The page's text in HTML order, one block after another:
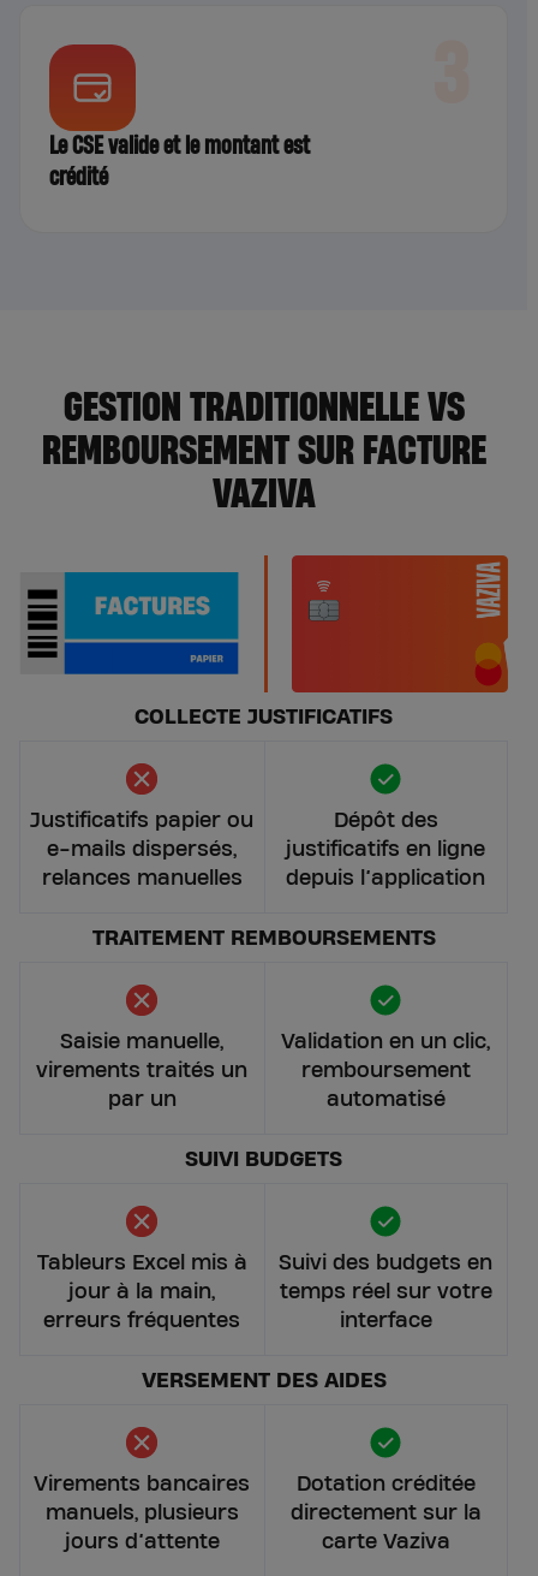
Le CSE valide et le montant est
crédité
GESTION TRADITIONNELLE VS
REMBOURSEMENT SUR FACTURE
VAZIVA
COLLECTE JUSTIFICATIFS
Justificatifs papier ou
e-mails dispersés,
relances manuelles
Dépôt des
justificatifs en ligne
depuis l’application
TRAITEMENT REMBOURSEMENTS
Saisie manuelle,
virements traités un
par un
Validation en un clic,
remboursement
automatisé
SUIVI BUDGETS
Tableurs Excel mis à
jour à la main,
erreurs fréquentes
Suivi des budgets en
temps réel sur votre
interface
VERSEMENT DES AIDES
Virements bancaires
manuels, plusieurs
jours d’attente
Dotation créditée
directement sur la
carte Vaziva